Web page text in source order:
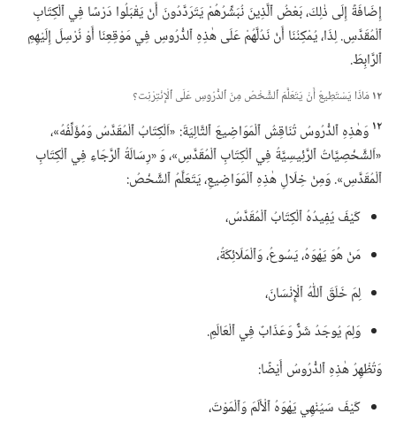
إِضَافَةً إِلَى ذٰلِكَ،‏ بَعْضُ ٱلَّذِينَ نُبَشِّرُهُمْ يَتَرَدَّدُونَ أَنْ يَقْبَلُوا دَرْسًا فِي ٱلْكِتَابِ
ٱلْمُقَدَّسِ.‏ لِذَا،‏ يُمْكِنُنَا أَنْ نَدُلَّهُمْ عَلَى هٰذِهِ ٱلدُّرُوسِ فِي مَوْقِعِنَا أَوْ نُرْسِلَ إِلَيْهِمِ
ٱلرَّابِطَ.‏
١٢مَاذَا يَسْتَطِيعُ أَنْ يَتَعَلَّمَ ٱلشَّخْصُ مِنَ ٱلدُّرُوسِ عَلَى ٱلْإِنْتِرْنِت؟‏
١٢ وَهٰذِهِ ٱلدُّرُوسُ تُنَاقِشُ ٱلْمَوَاضِيعَ ٱلتَّالِيَةَ:‏ «اَلْكِتَابُ ٱلْمُقَدَّسُ وَمُؤَلِّفُهُ»،‏
«اَلشَّخْصِيَّاتُ ٱلرَّئِيسِيَّةُ فِي ٱلْكِتَابِ ٱلْمُقَدَّسِ»،‏ وَ «رِسَالَةُ ٱلرَّجَاءِ فِي ٱلْكِتَابِ
ٱلْمُقَدَّسِ».‏ وَمِنْ خِلَالِ هٰذِهِ ٱلْمَوَاضِيعِ،‏ يَتَعَلَّمُ ٱلشَّخْصُ:‏
كَيْفَ يُفِيدُهُ ٱلْكِتَابُ ٱلْمُقَدَّسُ،‏
مَنْ هُوَ يَهْوَهُ،‏ يَسُوعُ،‏ وَٱلْمَلَائِكَةُ،‏
لِمَ خَلَقَ ٱللّٰهُ ٱلْإِنْسَانَ،‏
وَلِمَ يُوجَدُ شَرٌّ وَعَذَابٌ فِي ٱلْعَالَمِ.‏
وَتُظْهِرُ هٰذِهِ ٱلدُّرُوسُ أَيْضًا:‏
كَيْفَ سَيُنْهِي يَهْوَهُ ٱلْأَلَمَ وَٱلْمَوْتَ،‏